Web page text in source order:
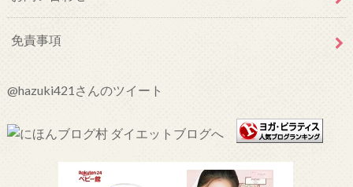
免責事項
@hazuki421さんのツイート